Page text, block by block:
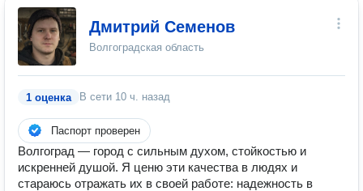
Дмитрий Семенов
Волгоградская область
1 оценка В сети 10 ч. назад
Паспорт проверен
Волгоград — город с сильным духом, стойкостью и
искренней душой. Я ценю эти качества в людях и
стараюсь отражать их в своей работе: надежность в